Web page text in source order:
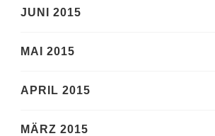
JUNI 2015
MAI 2015
APRIL 2015
MÄRZ 2015